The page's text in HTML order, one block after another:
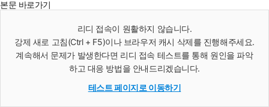
본문 바로가기
리디 접속이 원활하지 않습니다.
강제 새로 고침(Ctrl + F5)이나 브라우저 캐시 삭제를 진행해주세요.
계속해서 문제가 발생한다면 리디 접속 테스트를 통해 원인을 파악
하고 대응 방법을 안내드리겠습니다.
테스트 페이지로 이동하기